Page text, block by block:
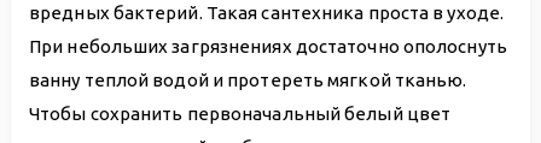
вредных бактерий. Такая сантехника проста в уходе.
При небольших загрязнениях достаточно ополоснуть
ванну теплой водой и протереть мягкой тканью.
Чтобы сохранить первоначальный белый цвет